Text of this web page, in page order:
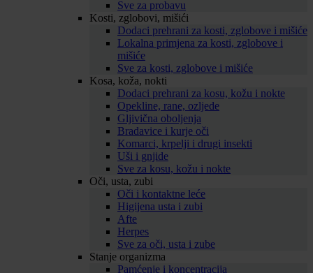
Sve za probavu
Kosti, zglobovi, mišići
Dodaci prehrani za kosti, zglobove i mišiće
Lokalna primjena za kosti, zglobove i
mišiće
Sve za kosti, zglobove i mišiće
Kosa, koža, nokti
Dodaci prehrani za kosu, kožu i nokte
Opekline, rane, ozljede
Gljivična oboljenja
Bradavice i kurje oči
Komarci, krpelji i drugi insekti
Uši i gnjide
Sve za kosu, kožu i nokte
Oči, usta, zubi
Oči i kontaktne leće
Higijena usta i zubi
Afte
Herpes
Sve za oči, usta i zube
Stanje organizma
Pamćenje i koncentracija